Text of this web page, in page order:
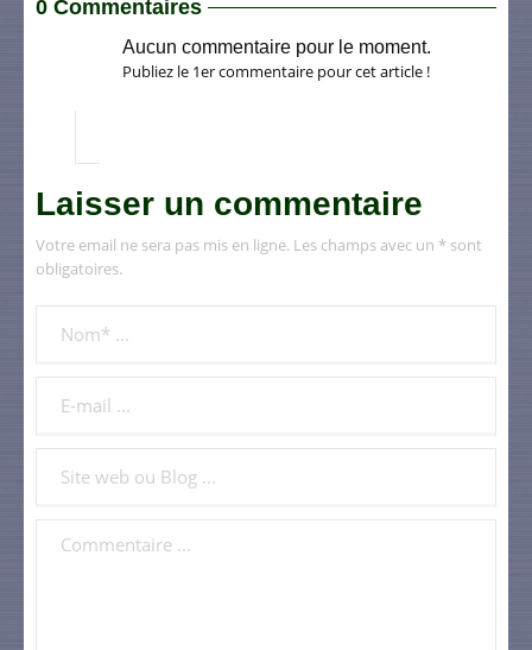
0 Commentaires
Aucun commentaire pour le moment.
Publiez le 1er commentaire pour cet article !
Laisser un commentaire
Votre email ne sera pas mis en ligne. Les champs avec un * sont
obligatoires.